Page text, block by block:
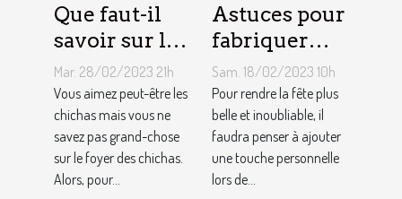
Que faut-il
savoir sur le
foyer chicha
?
Mar. 28/02/2023 21h
Vous aimez peut-être les
chichas mais vous ne
savez pas grand-chose
sur le foyer des chichas.
Alors, pour...
Astuces pour
fabriquer
une arche de
ballons
Sam. 18/02/2023 10h
Pour rendre la fête plus
belle et inoubliable, il
faudra penser à ajouter
une touche personnelle
lors de...